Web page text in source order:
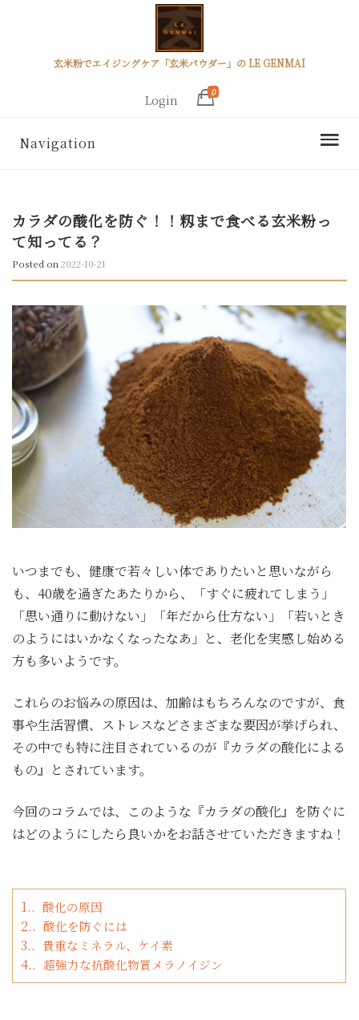
玄米粉でエイジングケア「玄米パウダー」の LE GENMAI
Login
0
Navigation
カラダの酸化を防ぐ！！籾まで食べる玄米粉っ
て知ってる？
Posted on2022-10-21
いつまでも、健康で若々しい体でありたいと思いながら
も、40歳を過ぎたあたりから、「すぐに疲れてしまう」
「思い通りに動けない」「年だから仕方ない」「若いとき
のようにはいかなくなったなあ」と、老化を実感し始める
方も多いようです。
これらのお悩みの原因は、加齢はもちろんなのですが、食
事や生活習慣、ストレスなどさまざまな要因が挙げられ、
その中でも特に注目されているのが『カラダの酸化による
もの』とされています。
今回のコラムでは、このような『カラダの酸化』を防ぐに
はどのようにしたら良いかをお話させていただきますね！
1. 酸化の原因
2. 酸化を防ぐには
3. 貴重なミネラル、ケイ素
4. 超強力な抗酸化物質メラノイジン